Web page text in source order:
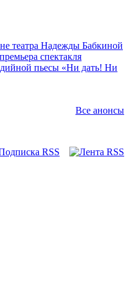
театра Надежды Бабкиной
спектакля
пьесы «Ни дать! Ни
Все анонсы
RSS